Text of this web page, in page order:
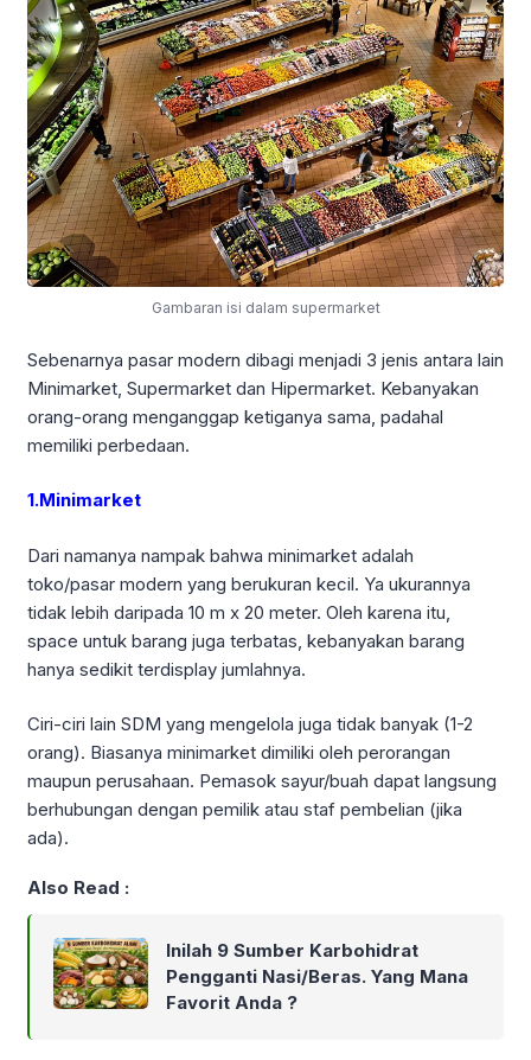
Gambaran isi dalam supermarket
Sebenarnya pasar modern dibagi menjadi 3 jenis antara lain
Minimarket, Supermarket dan Hipermarket. Kebanyakan
orang-orang menganggap ketiganya sama, padahal
memiliki perbedaan.
1.Minimarket
Dari namanya nampak bahwa minimarket adalah
toko/pasar modern yang berukuran kecil. Ya ukurannya
tidak lebih daripada 10 m x 20 meter. Oleh karena itu,
space untuk barang juga terbatas, kebanyakan barang
hanya sedikit terdisplay jumlahnya.
Ciri-ciri lain SDM yang mengelola juga tidak banyak (1-2
orang). Biasanya minimarket dimiliki oleh perorangan
maupun perusahaan. Pemasok sayur/buah dapat langsung
berhubungan dengan pemilik atau staf pembelian (jika
ada).
Also Read :
Inilah 9 Sumber Karbohidrat
Pengganti Nasi/Beras. Yang Mana
Favorit Anda ?